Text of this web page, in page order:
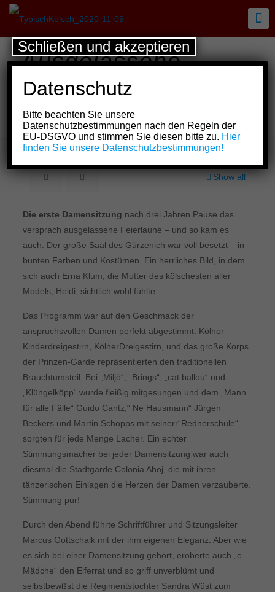
Ausgelassene
Feierlaune bei der
Damensitzung der
Prinzen-Garde
Show all
Die erste Damensitzung nach drei Jahren Pause das
versprach ausgelassene Feierlaune – und so kam es
auch. Der große Saal des Gürzenich war voll besetzt – in
bunten Farben und Kostümen. Ein herrliches Bild, in dem
sich auch Erna Klum, die Mutter des kölschesten aller
Models, Heidi, sichtlich wohl fühlte.
Das Programm war auf den Geschmack der
anspruchsvollen Damen perfekt abgestimmt: Kölner
Kinderdreigestirn, KölnerDreigestirn, und das große Korps
der Prinzen-Garde repräsentierten den traditionellen
Brauchtumsteil. Bei „Miljö“, „Brings“, „cat ballou“ und
„Klüngelköpp“ wurde fleißig mitgesungen und dem „Mann
für alle Fälle“ Guido Cantz,“ Ne Hausmann“ Jürgen
Beckers und Martin Schopps mit seinerr“Rednerschule“
sorgten für jede Menge Lacher. Ein echter
Stimmungsmacher bei jeder Damensitzung war auch
diesmal die Stadtgarde Colonia Ahoj, die mit ihren
tänzerischen Einlagen die Herzen der Damen verzauberte.
Stimmung pur!
Durch den Abend führte Schriftführer und Sitzungsleiter
Marcus Gottschalk mit der ihm eigenen Eleganz. Aber wie
es sich bei einer Damensitzung gehört, eroberte auch „e
Mädche“ den Elferrat und so griff unverblümt und
selbstbewßst die Regimentstochter Sandra Wüst zum
Datenschutz
Bitte beachten Sie unsere
Datenschutzbestimmungen nach den Regeln der
EU-DSGVO und stimmen Sie diesen bitte zu. Hier
finden Sie unsere Datenschutzbestimmungen!
Schließen und akzeptieren